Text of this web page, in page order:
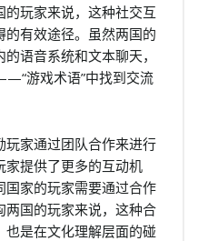
玩家来说，这种社交互
有效途径。虽然两国的
语音系统和文本聊天，
游戏术语”中找到交流
玩家通过团队合作来进行
家提供了更多的互动机
家的玩家需要通过合作
国的玩家来说，这种合
是在文化理解层面的碰